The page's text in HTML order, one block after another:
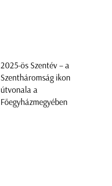
2025-ös Szentév – a
Szentháromság ikon
útvonala a
Főegyházmegyében